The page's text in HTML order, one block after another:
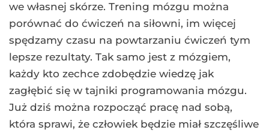
we własnej skórze. Trening mózgu można
porównać do ćwiczeń na siłowni, im więcej
spędzamy czasu na powtarzaniu ćwiczeń tym
lepsze rezultaty. Tak samo jest z mózgiem,
każdy kto zechce zdobędzie wiedzę jak
zagłębić się w tajniki programowania mózgu.
Już dziś można rozpocząć pracę nad sobą,
która sprawi, że człowiek będzie miał szczęśliwe